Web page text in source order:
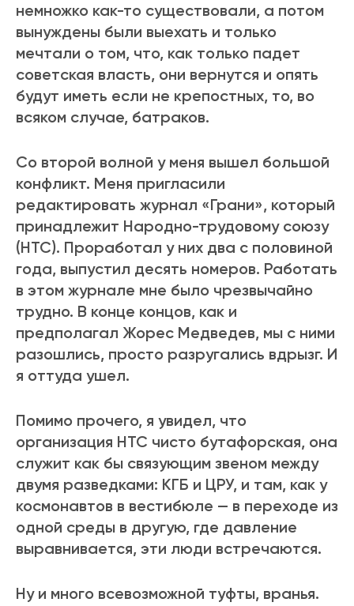
немножко как-то существовали, а потом
вынуждены были выехать и только
мечтали о том, что, как только падет
советская власть, они вернутся и опять
будут иметь если не крепостных, то, во
всяком случае, батраков.
Со второй волной у меня вышел большой
конфликт. Меня пригласили
редактировать журнал «Грани», который
принадлежит Народно-трудовому союзу
(НТС). Проработал у них два с половиной
года, выпустил десять номеров. Работать
в этом журнале мне было чрезвычайно
трудно. В конце концов, как и
предполагал Жорес Медведев, мы с ними
разошлись, просто разругались вдрызг. И
я оттуда ушел.
Помимо прочего, я увидел, что
организация НТС чисто бутафорская, она
служит как бы связующим звеном между
двумя разведками: КГБ и ЦРУ, и там, как у
космонавтов в вестибюле — в переходе из
одной среды в другую, где давление
выравнивается, эти люди встречаются.
Ну и много всевозможной туфты, вранья.